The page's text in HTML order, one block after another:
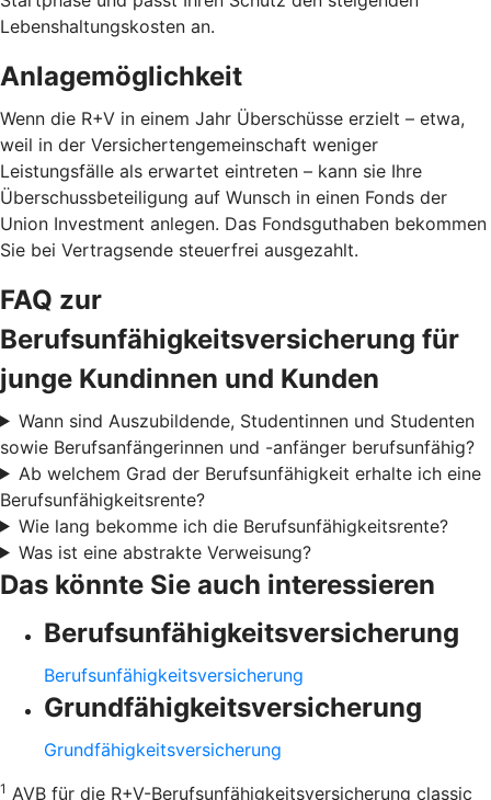
Lebenshaltungskosten an.
Anlagemöglichkeit
Wenn die R+V in einem Jahr Überschüsse erzielt – etwa,
weil in der Versichertengemeinschaft weniger
Leistungsfälle als erwartet eintreten – kann sie Ihre
Überschussbeteiligung auf Wunsch in einen Fonds der
Union Investment anlegen. Das Fondsguthaben bekommen
Sie bei Vertragsende steuerfrei ausgezahlt.
FAQ zur
Berufsunfähigkeitsversicherung für
junge Kundinnen und Kunden
Wann sind Auszubildende, Studentinnen und Studenten
sowie Berufsanfängerinnen und -anfänger berufsunfähig?
Ab welchem Grad der Berufsunfähigkeit erhalte ich eine
Berufsunfähigkeitsrente?
Wie lang bekomme ich die Berufsunfähigkeitsrente?
Was ist eine abstrakte Verweisung?
Das könnte Sie auch interessieren
Berufsunfähigkeitsversicherung
Berufsunfähigkeitsversicherung
Grundfähigkeitsversicherung
Grundfähigkeitsversicherung
1 AVB für die R+V-Berufsunfähigkeitsversicherung classic